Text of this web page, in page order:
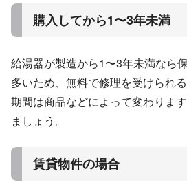
購入してから1〜3年未満
給湯器が製造から1〜3年未満なら
多いため、無料で修理を受けられ
期間は商品などによって変わりま
ましょう。
賃貸物件の場合